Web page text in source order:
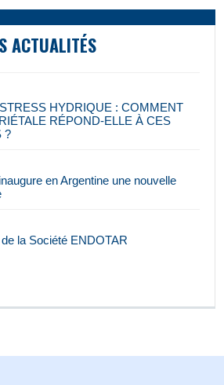
ACTUALITÉS
HYDRIQUE : COMMENT
RÉPOND-ELLE À CES
?
en Argentine une nouvelle
la Société ENDOTAR